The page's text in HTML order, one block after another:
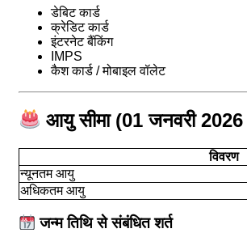
डेबिट कार्ड
क्रेडिट कार्ड
इंटरनेट बैंकिंग
IMPS
कैश कार्ड / मोबाइल वॉलेट
आयु सीमा (01 जनवरी
विवरण
न्यूनतम आयु
अधिकतम आयु
जन्म तिथि से संबंधित शर्त